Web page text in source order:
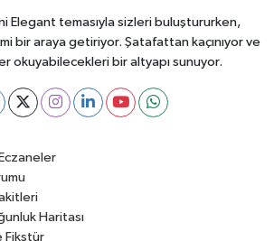
Elegant temasıyla sizleri buluştururken,
bir araya getiriyor. Şatafattan kaçınıyor ve
okuyabilecekleri bir altyapı sunuyor.
Haritası
Fikstür